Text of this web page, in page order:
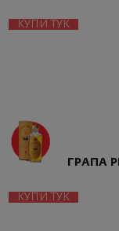
КУПИ ТУК
ГРАПА
КУПИ ТУК